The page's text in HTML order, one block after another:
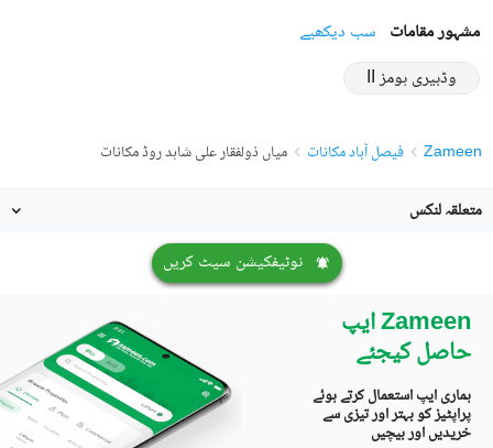
مشہور مقامات سب دیکھیے
وڈبیری ہومز II
Zameen فیصل آباد مکانات میاں ذولفقار علی شاہد روڈ مکانات
متعلقہ لنکس
نوٹیفکیشن سیٹ کریں
Zameen ایپ
حاصل کیجئے
ہماری ایپ استعمال کرتے ہوئے
پراپٹیز کو بہتر اور تیزی سے
خریدیں اور بیچیں